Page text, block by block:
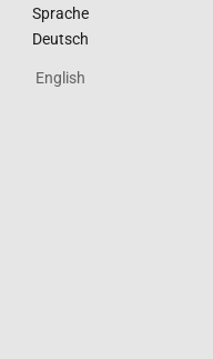
Sprache
Deutsch
English